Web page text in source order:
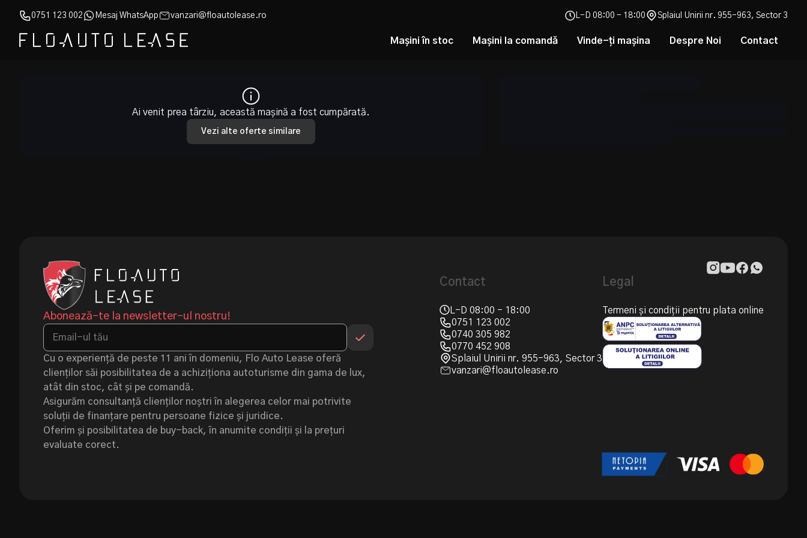
0751 123 002 Mesaj WhatsApp vanzari@floautolease.ro L-D 08:00 - 18:00 Splaiul Unirii nr. 955-963, Sector 3
Mașini în stoc Mașini la comandă Vinde-ți mașina Despre Noi Contact
Ai venit prea târziu, această mașină a fost cumpărată.
Vezi alte oferte similare
Abonează-te la newsletter-ul nostru!
Cu o experiență de peste 11 ani în domeniu, Flo Auto Lease oferă
clienților săi posibilitatea de a achiziționa autoturisme din gama de lux,
atât din stoc, cât și pe comandă.
Asigurăm consultanță clienților noștri în alegerea celor mai potrivite
soluții de finanțare pentru persoane fizice și juridice.
Oferim și posibilitatea de buy-back, în anumite condiții și la prețuri
evaluate corect.
Contact
L-D 08:00 - 18:00
0751 123 002
0740 305 982
0770 452 908
Splaiul Unirii nr. 955-963, Sector 3
vanzari@floautolease.ro
Legal
Termeni și condiții pentru plata online